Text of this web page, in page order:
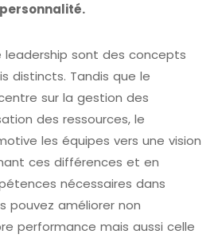
sont des concepts
distincts. Tandis que le
sur la gestion des
des ressources, le
les équipes vers une vision
ces différences et en
nécessaires dans
pouvez améliorer non
performance mais aussi celle